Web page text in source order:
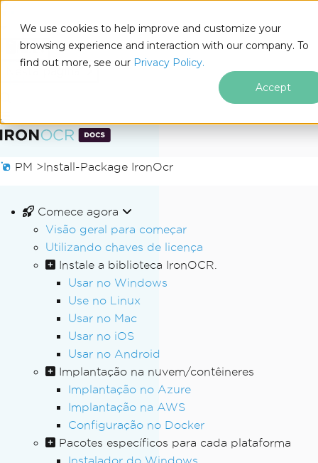
We use cookies to help improve and customize your
browsing experience and interaction with our company. To
find out more, see our Privacy Policy.
Accept
Ir para o conteúdo do rodapé
Docs
PM >Install-Package IronOcr
Comece agora
Visão geral para começar
Utilizando chaves de licença
Instale a biblioteca IronOCR.
Usar no Windows
Use no Linux
Usar no Mac
Usar no iOS
Usar no Android
Implantação na nuvem/contêineres
Implantação no Azure
Implantação na AWS
Configuração no Docker
Pacotes específicos para cada plataforma
Instalador do Windows